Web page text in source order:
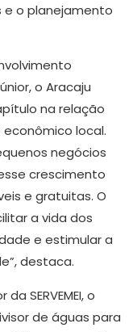
o planejamento
o Aracaju
na relação
local.
negócios
crescimento
e gratuitas. O
a vida dos
e estimular a
destaca.
SERVEMEI, o
de águas para